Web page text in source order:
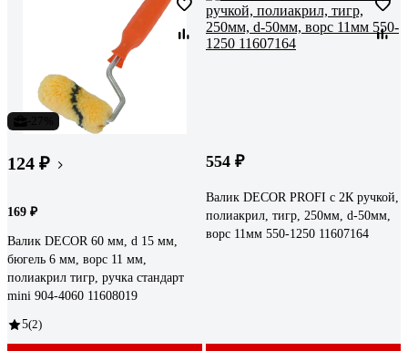
124 ₽
169 ₽
Валик DECOR 60 мм, d 15 мм,
бюгель 6 мм, ворс 11 мм,
полиакрил тигр, ручка стандарт
mini 904-4060 11608019
5(2)
554 ₽
Валик DECOR PROFI с 2К ручкой,
полиакрил, тигр, 250мм, d-50мм,
ворс 11мм 550-1250 11607164